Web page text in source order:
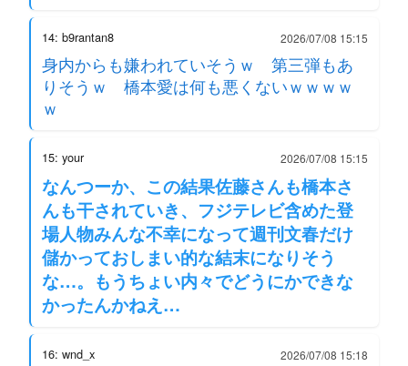
14: b9rantan8 2026/07/08 15:15
身内からも嫌われていそうｗ 第三弾もあ
りそうｗ 橋本愛は何も悪くないｗｗｗｗ
ｗ
15: your 2026/07/08 15:15
なんつーか、この結果佐藤さんも橋本さ
んも干されていき、フジテレビ含めた登
場人物みんな不幸になって週刊文春だけ
儲かっておしまい的な結末になりそう
な…。もうちょい内々でどうにかできな
かったんかねえ…
16: wnd_x 2026/07/08 15:18